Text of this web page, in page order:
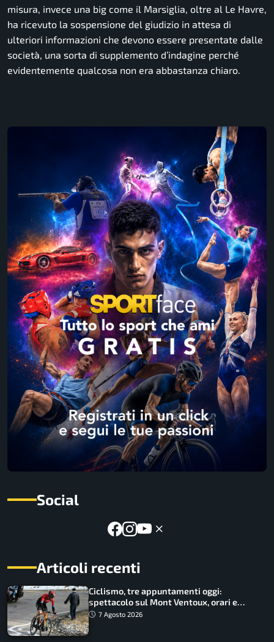
misura, invece una big come il Marsiglia, oltre al Le Havre,
ha ricevuto la sospensione del giudizio in attesa di
ulteriori informazioni che devono essere presentate dalle
società, una sorta di supplemento d’indagine perché
evidentemente qualcosa non era abbastanza chiaro.
Social
Articoli recenti
Ciclismo, tre appuntamenti oggi:
spettacolo sul Mont Ventoux, orari e
come vederli
7 Agosto 2026